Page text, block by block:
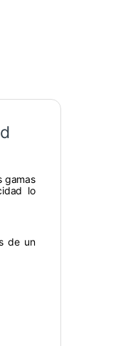
gamas
lo
de un